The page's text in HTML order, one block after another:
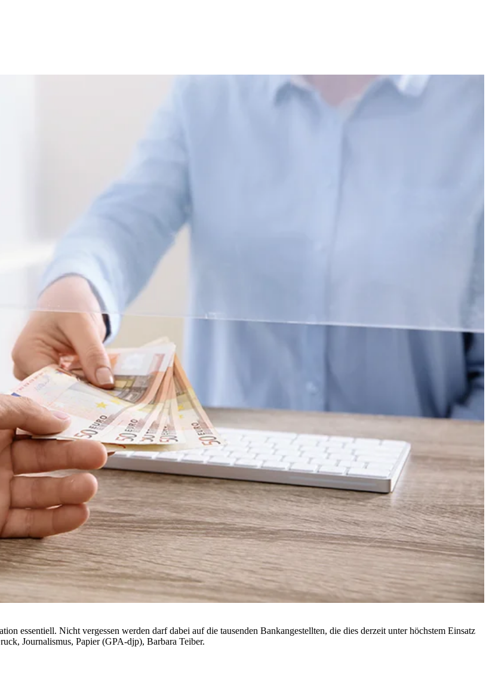
essentiell. Nicht vergessen werden darf dabei auf die tausenden Bankangestellten, die dies derzeit unter höchstem Einsatz
Journalismus, Papier (GPA-djp), Barbara Teiber.